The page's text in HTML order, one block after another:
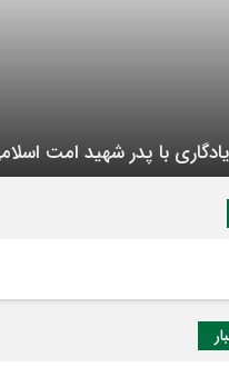
با پدر شهید امت اسلامی